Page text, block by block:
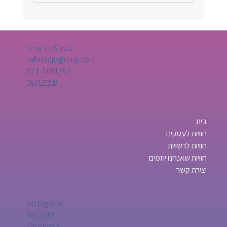
מעון 5 תל אביב
info@cprgroup.co.il
077-5001707
יצירת קשר
בית
חוויות לעסקים
חוויות לרשויות
חוויות שאנחנו יוזמים
יצירת קשר
Instagram
YouTube